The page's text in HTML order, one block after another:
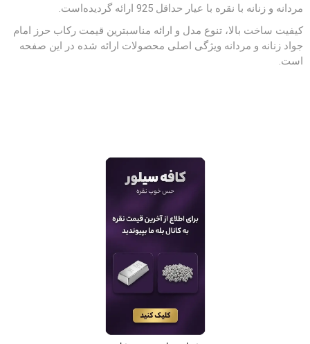
مردانه و زنانه با نقره با عیار حداقل 925 ارائه گردیده‌است.
کیفیت ساخت بالا، تنوع مدل و ارائه مناسبترین قیمت رکاب حرز امام
جواد زنانه و مردانه ویژگی اصلی محصولات ارائه شده در این صفحه
است.